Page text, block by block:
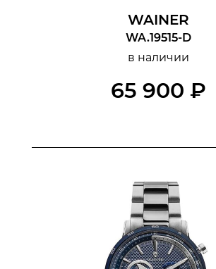
WAINER
WA.19515-D
в наличии
65 900 ₽